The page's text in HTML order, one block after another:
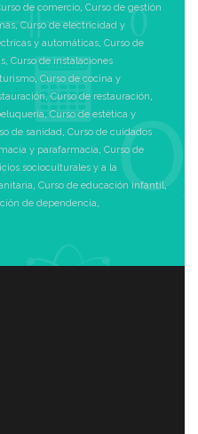
de comercio, Curso de gestión
,Curso de electricidad y
y automáticas, Curso de
, Curso de instalaciones
, Curso de cocina y
, Curso de restauración,
,Curso de estética y
de sanidad, Curso de cuidados
y parafarmacia, Curso de
socioculturales y a la
, Curso de educación infantil,
de dependencia,